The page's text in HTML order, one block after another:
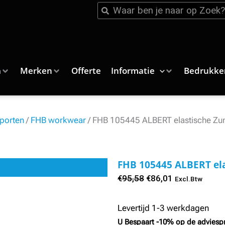
Zoeken
Zoeken
Merken Offerte Informatie
/ FHB workwear/ FHB 105445 ALBERT elastische
FHB 105445 ALBERT
€95,58 Oorspronkelijke
was:
€95,58.
€86,01 Huidige
is:
€86,01.
Excl.Btw
Levertijd 1-3 werkdagen
U Bespaart -10% op de